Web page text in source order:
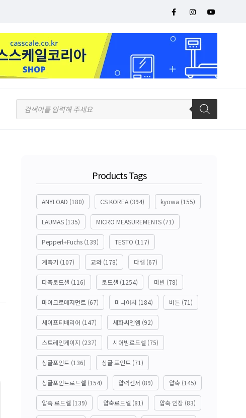
Products Tags
ANYLOAD (180) CS KOREA (394) kyowa (155)
LAUMAS (135) MICRO MEASUREMENTS (71)
Pepperl+Fuchs (139) TESTO (117)
계측기 (107) 교와 (178) 다셀 (67)
다축로드셀 (116) 로드셀 (1254) 마빈 (78)
마이크로메저먼트 (67) 미니어처 (184) 버튼 (71)
세이프티배리어 (147) 세화씨엔엠 (92)
스트레인게이지 (237) 시어빔로드셀 (75)
싱글포인트 (136) 싱글 포인트 (71)
싱글포인트로드셀 (154) 압력센서 (89) 압축 (145)
압축 로드셀 (139) 압축로드셀 (81) 압축 인장 (83)